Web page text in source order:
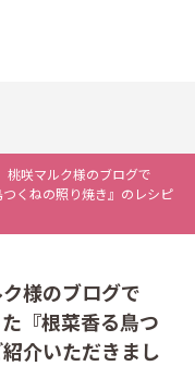
桃咲マルク様のブログで
くねの照り焼き』のレシピ
様のブログで
『根菜香る鳥つ
介いただきまし